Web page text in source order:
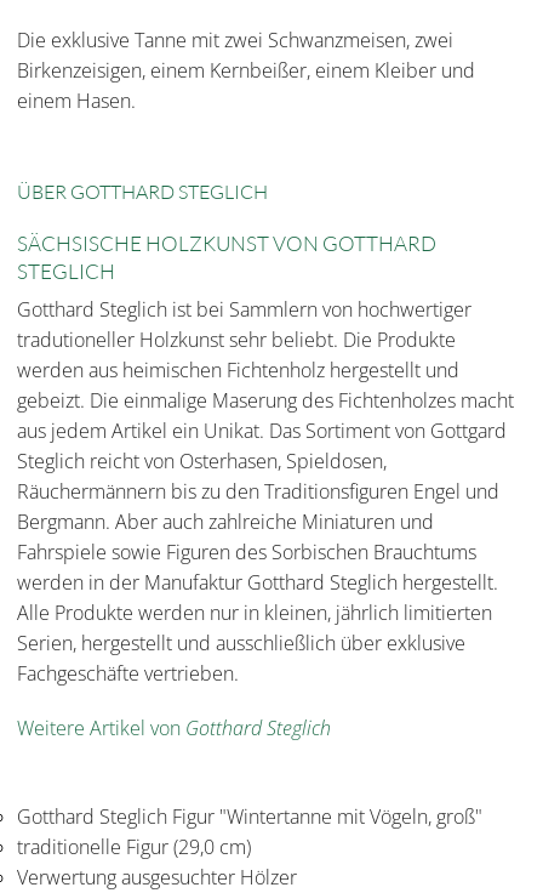
Die exklusive Tanne mit zwei Schwanzmeisen, zwei
Birkenzeisigen, einem Kernbeißer, einem Kleiber und
einem Hasen.
ÜBER GOTTHARD STEGLICH
SÄCHSISCHE HOLZKUNST VON GOTTHARD
STEGLICH
Gotthard Steglich ist bei Sammlern von hochwertiger
tradutioneller Holzkunst sehr beliebt. Die Produkte
werden aus heimischen Fichtenholz hergestellt und
gebeizt. Die einmalige Maserung des Fichtenholzes macht
aus jedem Artikel ein Unikat. Das Sortiment von Gottgard
Steglich reicht von Osterhasen, Spieldosen,
Räuchermännern bis zu den Traditionsfiguren Engel und
Bergmann. Aber auch zahlreiche Miniaturen und
Fahrspiele sowie Figuren des Sorbischen Brauchtums
werden in der Manufaktur Gotthard Steglich hergestellt.
Alle Produkte werden nur in kleinen, jährlich limitierten
Serien, hergestellt und ausschließlich über exklusive
Fachgeschäfte vertrieben.
Weitere Artikel von Gotthard Steglich
Gotthard Steglich Figur "Wintertanne mit Vögeln, groß"
traditionelle Figur (29,0 cm)
Verwertung ausgesuchter Hölzer